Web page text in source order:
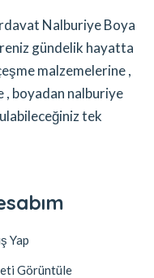
Nalburiye Boya
gündelik hayatta
malzemelerine ,
boyadan nalburiye
tek
Yap
Görüntüle